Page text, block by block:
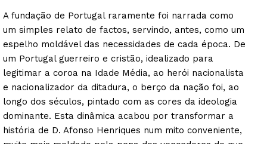
A fundação de Portugal raramente foi narrada como
um simples relato de factos, servindo, antes, como um
espelho moldável das necessidades de cada época. De
um Portugal guerreiro e cristão, idealizado para
legitimar a coroa na Idade Média, ao herói nacionalista
e nacionalizador da ditadura, o berço da nação foi, ao
longo dos séculos, pintado com as cores da ideologia
dominante. Esta dinâmica acabou por transformar a
história de D. Afonso Henriques num mito conveniente,